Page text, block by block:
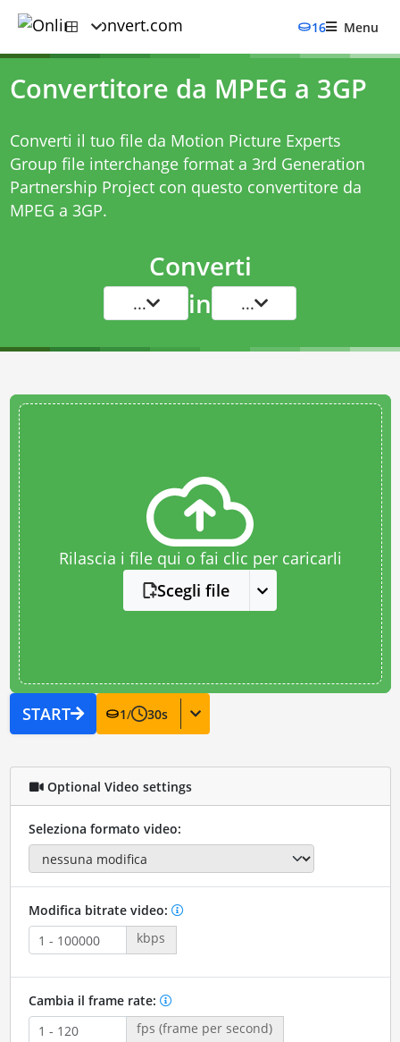
16 Menu
Convertitore da MPEG a 3GP
Converti il tuo file da Motion Picture Experts
Group file interchange format a 3rd Generation
Partnership Project con questo convertitore da
MPEG a 3GP.
Converti
... in ...
Rilascia i file qui o fai clic per caricarli
Scegli file
START 1/ 30s
Optional Video settings
Seleziona formato video:
Modifica bitrate video:
kbps
Cambia il frame rate:
fps (frame per second)